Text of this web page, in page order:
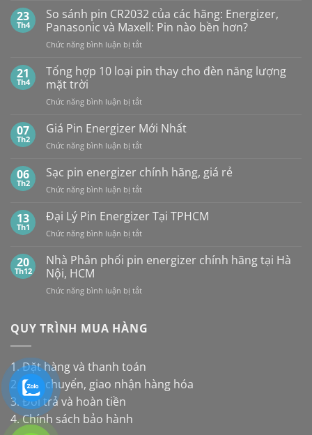
Vỉ
10
Viên
PHÂN
PHỐI,
ĐẠI
LÝ
SỈ
TẠI
NỘI
TÍN,
CHIẾT
CAO,
HÀNG
CHÍNH
23
Th4
So sánh pin CR2032 của các hãng: Energizer,
Panasonic và Maxell: Pin nào bền hơn?
Chức năng bình luận bị tắtở
sánh
của
hãng:
Panasonic
Maxell:
Pin
bền
hơn?
21
Th4
Tổng hợp 10 loại pin thay cho đèn năng lượng
mặt trời
Chức năng bình luận bị tắtở
hợp
loại
thay
đèn
lượng
mặt
07
Th2
Giá Pin Energizer Mới Nhất
Chức năng bình luận bị tắtở
Pin
Mới
06
Th2
Sạc pin energizer chính hãng, giá rẻ
Chức năng bình luận bị tắtở
pin
energizer
chính
giá
13
Th1
Đại Lý Pin Energizer Tại TPHCM
Chức năng bình luận bị tắtở
Lý
Tại
20
Th12
Nhà Phân phối pin energizer chính hãng tại Hà
Nội, HCM
Chức năng bình luận bị tắtở
phối
hãng
tại
QUY TRÌNH MUA HÀNG
1. Đặt hàng và thanh toán
2. Vận chuyển, giao nhận hàng hóa
3. Đổi trả và hoàn tiền
4. Chính sách bảo hành